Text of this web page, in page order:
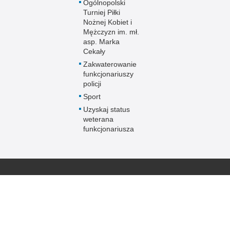
Ogólnopolski
Turniej Piłki
Nożnej Kobiet i
Mężczyzn im. mł.
asp. Marka
Cekały
Zakwaterowanie
funkcjonariuszy
policji
Sport
Uzyskaj status
weterana
funkcjonariusza